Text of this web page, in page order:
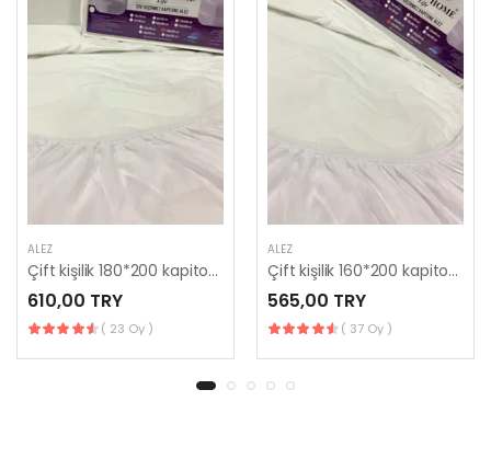
ALEZ
Çift kişilik 180*200 kapitone
610,00 TRY
( 23 Oy )
ALEZ
Çift kişilik 160*200 kapitone
565,00 TRY
( 37 Oy )